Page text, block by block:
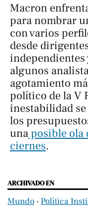
Macron
para nombrar
con varios
desde
independientes
algunos
agotamiento
político de la V
inestabilidad
los
una posible ola
ciernes.
ARCHIVADO EN
Mundo ‧ Política